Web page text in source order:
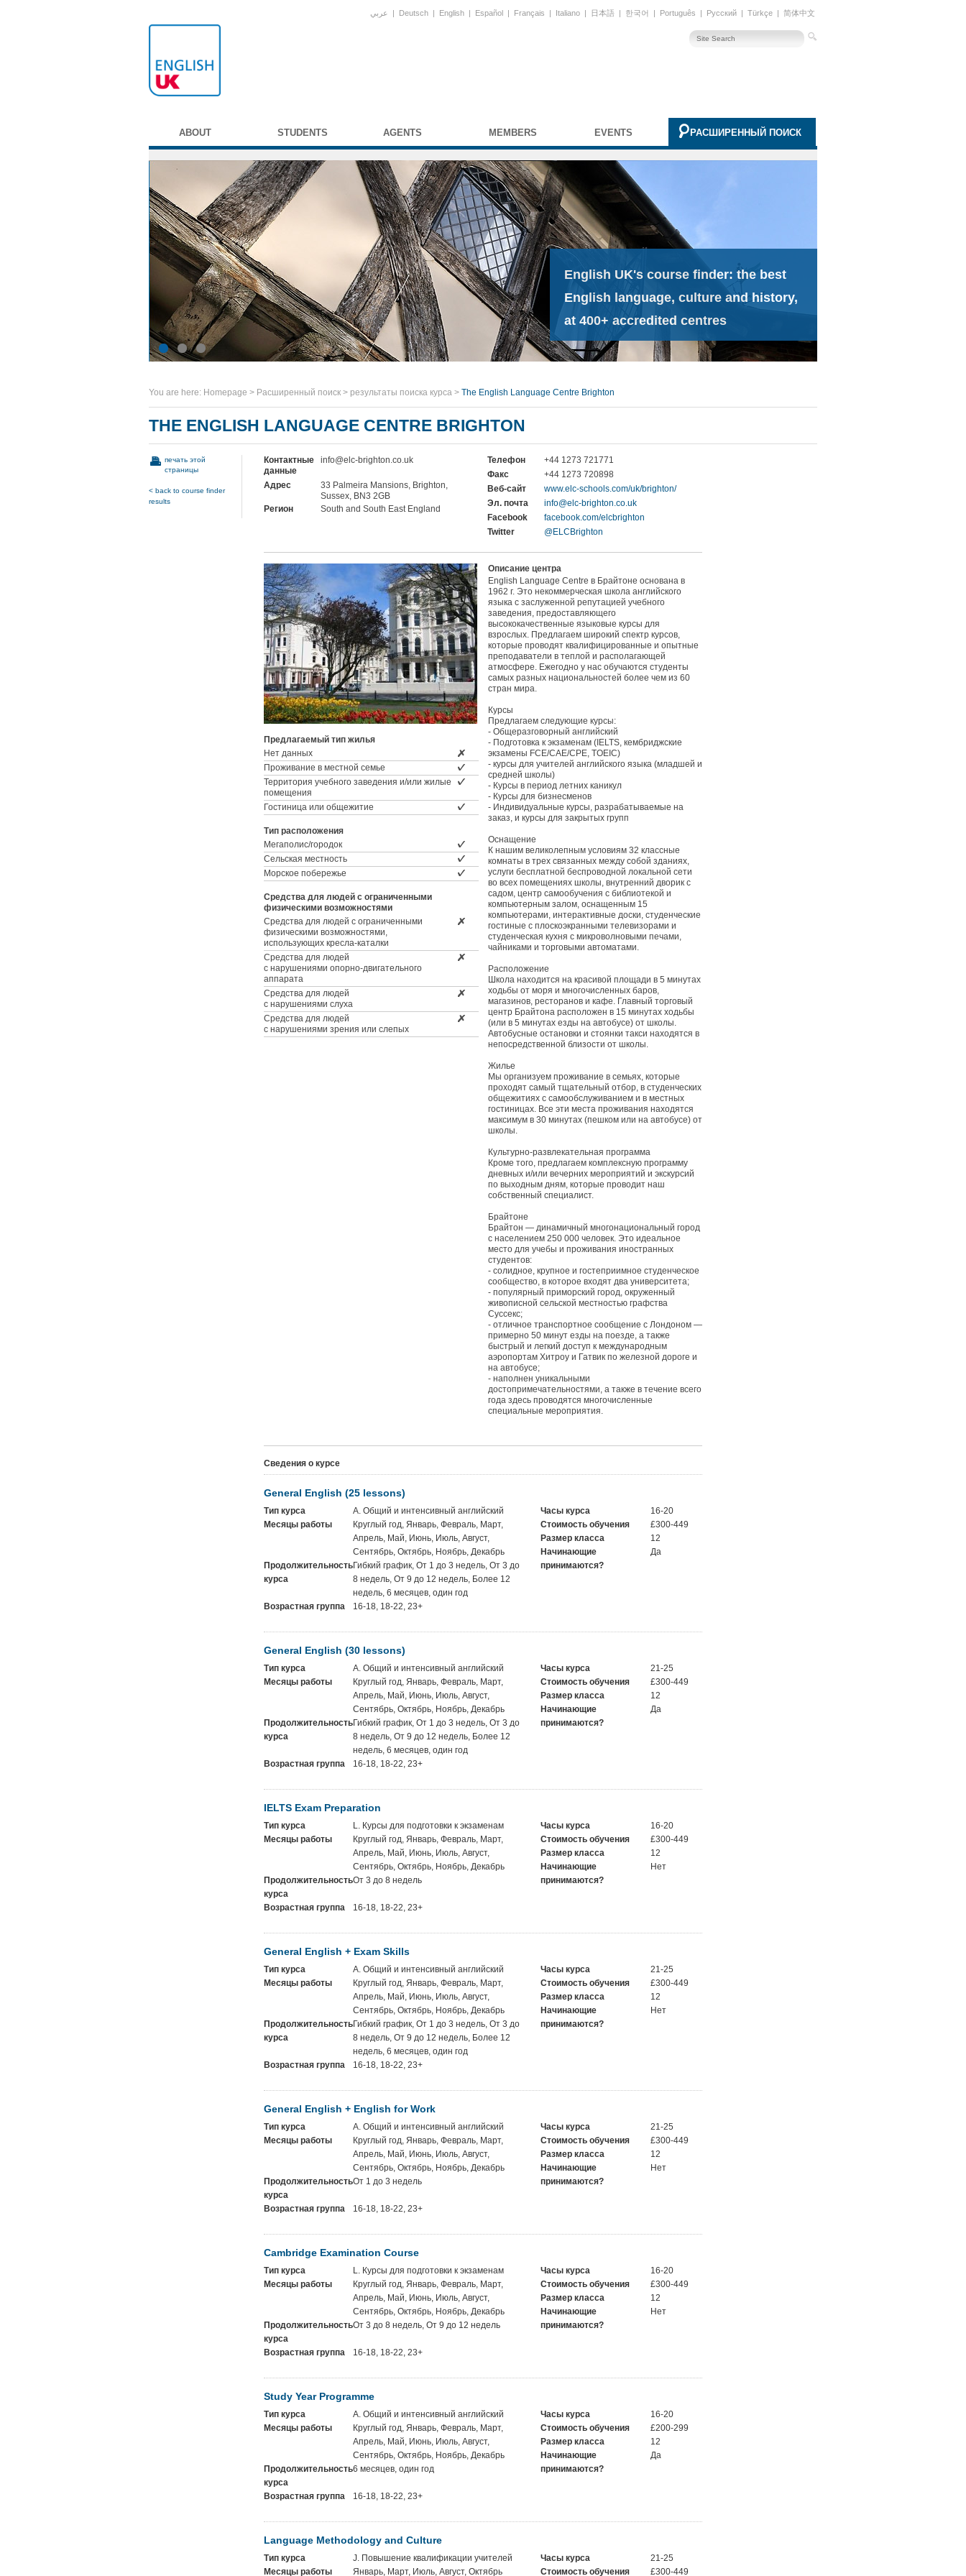
عربي | Deutsch | English | Español | Français | Italiano | 日本語 | 한국어 | Português | Русский | Türkçe | 简体中文
ABOUT STUDENTS AGENTS MEMBERS EVENTS РАСШИРЕННЫЙ ПОИСК
English UK's course finder: the best
English language, culture and history,
at 400+ accredited centres
You are here: Homepage > Расширенный поиск > результаты поиска курса > The English Language Centre Brighton
THE ENGLISH LANGUAGE CENTRE BRIGHTON
печать этой
страницы
< back to course finder
results
Контактные
данные
info@elc-brighton.co.uk
Адрес
33 Palmeira Mansions, Brighton,
Sussex, BN3 2GB
Регион
South and South East England
Телефон
+44 1273 721771
Факс
+44 1273 720898
Веб-сайт
www.elc-schools.com/uk/brighton/
Эл. почта
info@elc-brighton.co.uk
Facebook
facebook.com/elcbrighton
Twitter
@ELCBrighton
Предлагаемый тип жилья
Нет данных
Проживание в местной семье
Территория учебного заведения и/или жилые
помещения
Гостиница или общежитие
Тип расположения
Мегаполис/городок
Сельская местность
Морское побережье
Средства для людей с ограниченными
физическими возможностями
Средства для людей с ограниченными
физическими возможностями,
использующих кресла-каталки
Средства для людей
с нарушениями опорно-двигательного
аппарата
Средства для людей
с нарушениями слуха
Средства для людей
с нарушениями зрения или слепых
Описание центра
English Language Centre в Брайтоне основана в
1962 г. Это некоммерческая школа английского
языка с заслуженной репутацией учебного
заведения, предоставляющего
высококачественные языковые курсы для
взрослых. Предлагаем широкий спектр курсов,
которые проводят квалифицированные и опытные
преподаватели в теплой и располагающей
атмосфере. Ежегодно у нас обучаются студенты
самых разных национальностей более чем из 60
стран мира.
Курсы
Предлагаем следующие курсы:
- Общеразговорный английский
- Подготовка к экзаменам (IELTS, кембриджские
экзамены FCE/CAE/CPE, TOEIC)
- курсы для учителей английского языка (младшей и
средней школы)
- Курсы в период летних каникул
- Курсы для бизнесменов
- Индивидуальные курсы, разрабатываемые на
заказ, и курсы для закрытых групп
Оснащение
К нашим великолепным условиям 32 классные
комнаты в трех связанных между собой зданиях,
услуги бесплатной беспроводной локальной сети
во всех помещениях школы, внутренний дворик с
садом, центр самообучения с библиотекой и
компьютерным залом, оснащенным 15
компьютерами, интерактивные доски, студенческие
гостиные с плоскоэкранными телевизорами и
студенческая кухня с микроволновыми печами,
чайниками и торговыми автоматами.
Расположение
Школа находится на красивой площади в 5 минутах
ходьбы от моря и многочисленных баров,
магазинов, ресторанов и кафе. Главный торговый
центр Брайтона расположен в 15 минутах ходьбы
(или в 5 минутах езды на автобусе) от школы.
Автобусные остановки и стоянки такси находятся в
непосредственной близости от школы.
Жилье
Мы организуем проживание в семьях, которые
проходят самый тщательный отбор, в студенческих
общежитиях с самообслуживанием и в местных
гостиницах. Все эти места проживания находятся
максимум в 30 минутах (пешком или на автобусе) от
школы.
Культурно-развлекательная программа
Кроме того, предлагаем комплексную программу
дневных и/или вечерних мероприятий и экскурсий
по выходным дням, которые проводит наш
собственный специалист.
Брайтоне
Брайтон — динамичный многонациональный город
с населением 250 000 человек. Это идеальное
место для учебы и проживания иностранных
студентов:
- солидное, крупное и гостеприимное студенческое
сообщество, в которое входят два университета;
- популярный приморский город, окруженный
живописной сельской местностью графства
Суссекс;
- отличное транспортное сообщение с Лондоном —
примерно 50 минут езды на поезде, а также
быстрый и легкий доступ к международным
аэропортам Хитроу и Гатвик по железной дороге и
на автобусе;
- наполнен уникальными
достопримечательностями, а также в течение всего
года здесь проводятся многочисленные
специальные мероприятия.
Сведения о курсе
General English (25 lessons)
Тип курса
A. Общий и интенсивный английский
Месяцы работы
Круглый год, Январь, Февраль, Март,
Апрель, Май, Июнь, Июль, Август,
Сентябрь, Октябрь, Ноябрь, Декабрь
Продолжительность
курса
Гибкий график, От 1 до 3 недель, От 3 до
8 недель, От 9 до 12 недель, Более 12
недель, 6 месяцев, один год
Возрастная группа
16-18, 18-22, 23+
Часы курса
16-20
Стоимость обучения
£300-449
Размер класса
12
Начинающие
принимаются?
Да
General English (30 lessons)
Тип курса
A. Общий и интенсивный английский
Месяцы работы
Круглый год, Январь, Февраль, Март,
Апрель, Май, Июнь, Июль, Август,
Сентябрь, Октябрь, Ноябрь, Декабрь
Продолжительность
курса
Гибкий график, От 1 до 3 недель, От 3 до
8 недель, От 9 до 12 недель, Более 12
недель, 6 месяцев, один год
Возрастная группа
16-18, 18-22, 23+
Часы курса
21-25
Стоимость обучения
£300-449
Размер класса
12
Начинающие
принимаются?
Да
IELTS Exam Preparation
Тип курса
L. Курсы для подготовки к экзаменам
Месяцы работы
Круглый год, Январь, Февраль, Март,
Апрель, Май, Июнь, Июль, Август,
Сентябрь, Октябрь, Ноябрь, Декабрь
Продолжительность
курса
От 3 до 8 недель
Возрастная группа 16-18, 18-22, 23+
Часы курса
16-20
Стоимость обучения
£300-449
Размер класса
12
Начинающие
принимаются?
Нет
General English + Exam Skills
Тип курса
A. Общий и интенсивный английский
Месяцы работы
Круглый год, Январь, Февраль, Март,
Апрель, Май, Июнь, Июль, Август,
Сентябрь, Октябрь, Ноябрь, Декабрь
Продолжительность
курса
Гибкий график, От 1 до 3 недель, От 3 до
8 недель, От 9 до 12 недель, Более 12
недель, 6 месяцев, один год
Возрастная группа
16-18, 18-22, 23+
Часы курса
21-25
Стоимость обучения
£300-449
Размер класса
12
Начинающие
принимаются?
Нет
General English + English for Work
Тип курса
A. Общий и интенсивный английский
Месяцы работы
Круглый год, Январь, Февраль, Март,
Апрель, Май, Июнь, Июль, Август,
Сентябрь, Октябрь, Ноябрь, Декабрь
Продолжительность
курса
От 1 до 3 недель
Возрастная группа 16-18, 18-22, 23+
Часы курса
21-25
Стоимость обучения
£300-449
Размер класса
12
Начинающие
принимаются?
Нет
Cambridge Examination Course
Тип курса
L. Курсы для подготовки к экзаменам
Месяцы работы
Круглый год, Январь, Февраль, Март,
Апрель, Май, Июнь, Июль, Август,
Сентябрь, Октябрь, Ноябрь, Декабрь
Продолжительность
курса
От 3 до 8 недель, От 9 до 12 недель
Возрастная группа 16-18, 18-22, 23+
Часы курса
16-20
Стоимость обучения
£300-449
Размер класса
12
Начинающие
принимаются?
Нет
Study Year Programme
Тип курса
A. Общий и интенсивный английский
Месяцы работы
Круглый год, Январь, Февраль, Март,
Апрель, Май, Июнь, Июль, Август,
Сентябрь, Октябрь, Ноябрь, Декабрь
Продолжительность
курса
6 месяцев, один год
Возрастная группа 16-18, 18-22, 23+
Часы курса
16-20
Стоимость обучения
£200-299
Размер класса
12
Начинающие
принимаются?
Да
Language Methodology and Culture
Тип курса
J. Повышение квалификации учителей
Месяцы работы
Январь, Март, Июль, Август, Октябрь
Часы курса
21-25
Стоимость обучения
£300-449